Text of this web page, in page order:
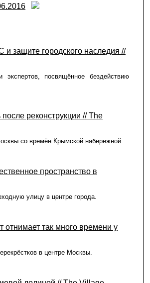
защите городского наследия //
экспертов, посвящённое бездействию
реконструкции // The
со времён Крымской набережной.
пространство в
улицу в центре города.
так много времени у
в центре Москвы.